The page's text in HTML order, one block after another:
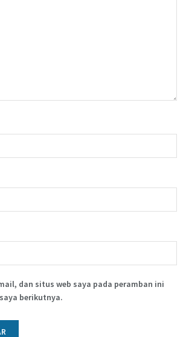
dan situs web saya pada peramban ini
berikutnya.